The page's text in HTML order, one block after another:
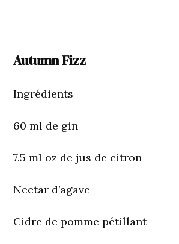
Autumn Fizz
Ingrédients
60 ml de gin
7.5 ml oz de jus de citron
Nectar d’agave
Cidre de pomme pétillant